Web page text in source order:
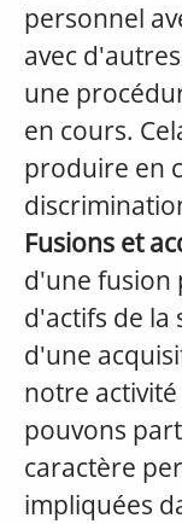
personnel
avec
une
en cours.
produire en
Fusions et
d'une fusion
d'actifs de la
d'une
notre
pouvons
caractère
impliquées